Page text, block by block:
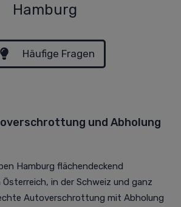
Hamburg
Häufige Fragen
und Abholung
Hamburg flächendeckend
in der Schweiz und ganz
Autoverschrottung mit Abholung